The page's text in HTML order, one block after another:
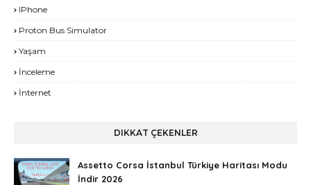
IPhone
Proton Bus Simulator
Yaşam
İnceleme
İnternet
DIKKAT ÇEKENLER
Assetto Corsa İstanbul Türkiye Haritası Modu
İndir 2026